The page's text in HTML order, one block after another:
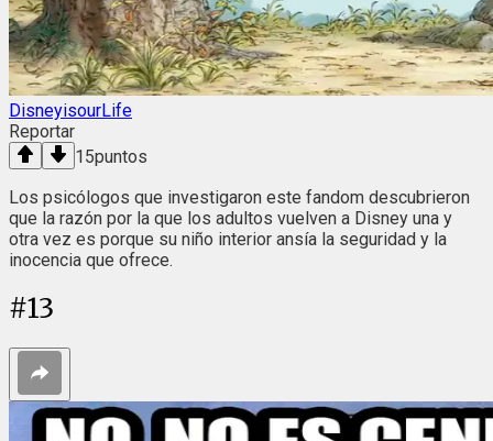
DisneyisourLife
Reportar
15puntos
Los psicólogos que investigaron este fandom descubrieron
que la razón por la que los adultos vuelven a Disney una y
otra vez es porque su niño interior ansía la seguridad y la
inocencia que ofrece.
#13